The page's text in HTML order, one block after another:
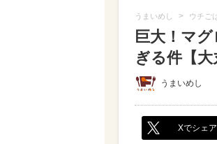
うまいめし > ウチご
巨大！マ
ぎる件【大
うまいめし
Xでシェア